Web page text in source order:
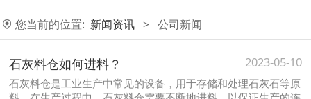
您当前的位置: 新闻资讯 > 公司新闻
石灰料仓如何进料？ 2023-05-10
石灰料仓是工业生产中常见的设备，用于存储和处理石灰石等原